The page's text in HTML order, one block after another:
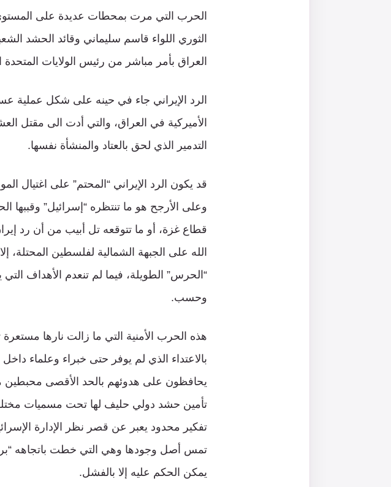
الحرب التي مرت بمحطات عديدة على
الثوري اللواء قاسم سليماني وقائد الحشد
العراق بأمر مباشر من رئيس الولايات المتحدة
الرد الإيراني جاء في حينه على شكل عملية
الأميركية في العراق، والتي أدت الى مقتل
التدمير الذي لحق بالعتاد والمنشأة نفسها.
قد يكون الرد الإيراني “المحتم” على اغتيال
وعلى الأرجح هو ما تنتظره “إسرائيل”
قطاع غزة، أو ما تتوقعه تل أبيب من أن رد
الله على الجبهة الشمالية لفلسطين المحتلة،
“الحرس” الطويلة، فيما لم تنعدم الأهداف
وحسب.
هذه الحرب الأمنية التي ما زالت نارها
بالاعتداء الذي لم يوفر حتى خبراء وعلماء داخل
يحافظون على هدوئهم بالحد الأقصى محبطين
تأمين حشد دولي حليف لها تحت مسميات مختلفة
تفكير محدود يعبر عن قصر نظر الإدارة
تمس أصل وجودها وهي التي خطت باتجاهه
يمكن الحكم عليه إلا بالفشل.